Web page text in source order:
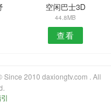
空闲巴士3D
44.8MB
查看
2010 daxiongtv.com . All